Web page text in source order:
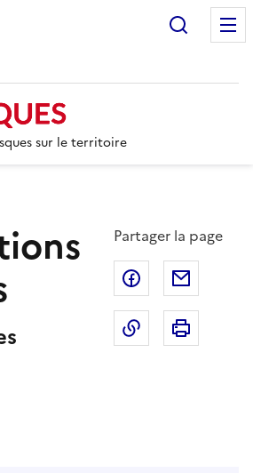
sur le territoire
Partager la page
Partager sur
Copier dans